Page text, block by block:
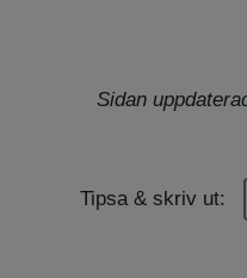
Sidan
Tipsa & skriv ut: